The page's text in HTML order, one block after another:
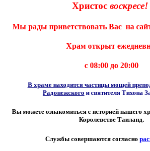
Христос воскресе!
Мы рады приветствовать Вас на
Храм открыт
с 08:00 до 20:00
В храме находится частицы мощей
Радонежского и святителя Тихона
Вы можете ознакомиться с историей нашего
Королевстве Таиланд.
Службы совершаются согласно